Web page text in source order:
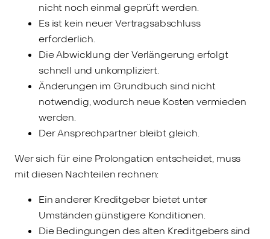
nicht noch einmal geprüft werden.
Es ist kein neuer Vertragsabschluss
erforderlich.
Die Abwicklung der Verlängerung erfolgt
schnell und unkompliziert.
Änderungen im Grundbuch sind nicht
notwendig, wodurch neue Kosten vermieden
werden.
Der Ansprechpartner bleibt gleich.
Wer sich für eine Prolongation entscheidet, muss
mit diesen Nachteilen rechnen:
Ein anderer Kreditgeber bietet unter
Umständen günstigere Konditionen.
Die Bedingungen des alten Kreditgebers sind